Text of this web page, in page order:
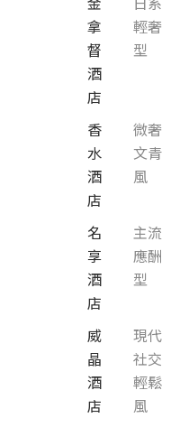
拿
督
酒
店
輕奢
型
香
水
酒
店
微奢
文青
風
名
享
酒
店
主流
應酬
型
威
晶
酒
店
現代
社交
輕鬆
風